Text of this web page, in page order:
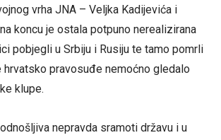
vrha JNA – Veljka Kadijevića i
koncu je ostala potpuno nerealizirana
pobjegli u Srbiju i Rusiju te tamo pomrli
hrvatsko pravosuđe nemoćno gledalo
klupe.
nepravda sramoti državu i u